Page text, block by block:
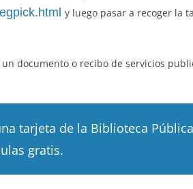
y luego pasar a recoger la
documento o recibo de servicios
tarjeta de la Biblioteca
gratis.